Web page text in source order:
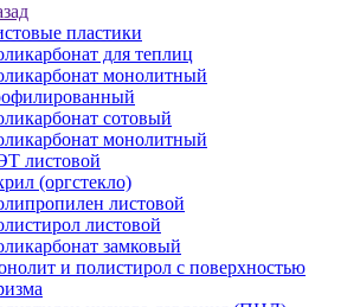
пластики
для теплиц
монолитный
сотовый
монолитный
листовой
(оргстекло)
листовой
листовой
замковый
и полистирол с поверхностью